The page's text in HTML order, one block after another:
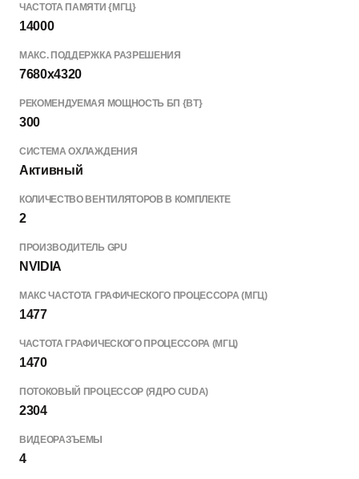
ЧАСТОТА ПАМЯТИ {МГЦ}
14000
МАКС. ПОДДЕРЖКА РАЗРЕШЕНИЯ
7680x4320
РЕКОМЕНДУЕМАЯ МОЩНОСТЬ БП {ВТ}
300
СИСТЕМА ОХЛАЖДЕНИЯ
Активный
КОЛИЧЕСТВО ВЕНТИЛЯТОРОВ В КОМПЛЕКТЕ
2
ПРОИЗВОДИТЕЛЬ GPU
NVIDIA
МАКС ЧАСТОТА ГРАФИЧЕСКОГО ПРОЦЕССОРА (МГЦ)
1477
ЧАСТОТА ГРАФИЧЕСКОГО ПРОЦЕССОРА (МГЦ)
1470
ПОТОКОВЫЙ ПРОЦЕССОР (ЯДРО CUDA)
2304
ВИДЕОРАЗЪЕМЫ
4